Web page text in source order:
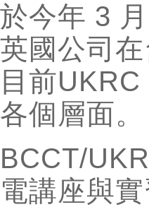
於今年 3
英國公司
目前
各個層面。
BCCT/
電講座與